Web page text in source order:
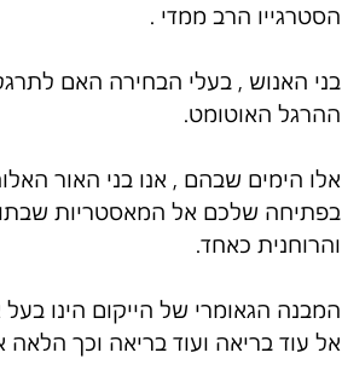
הסטרגייו הרב ממדי .
בני האנוש , בעלי הבחירה האם
ההרגל האוטומט.
אלו הימים שבהם , אנו בני האור
בפתיחה שלכם אל המאסטריות
והרוחנית כאחד.
המבנה הגאומרי של הייקום הינו בעל
אל עוד בריאה ועוד בריאה וכך הלאה